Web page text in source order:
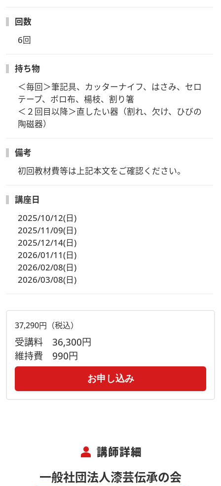
講座内体験開催中
講師が準備した「欠けた器」を金繕いで仕上げます。
日本の伝統工芸の世界を体験してみませんか。
日程：定期講座開催日からご希望のお日にちをお選び下さい。
時間：15:00～16:30
参加費：8,295円（税込）
持ち物：筆記用具、エプロン、お持ち帰り用箱(10㎝四方程
度) ハサミ、つまようじ、白布(8cm角)5枚、セロテープ
---------------------------------------------------------
お電話で受付中です。下記のお電話番号よりお申込みくださ
い。
ヴォーグ学園心斎橋校
回数
6回
持ち物
＜毎回＞筆記具、カッターナイフ、はさみ、セロ
テープ、ボロ布、楊枝、割り箸
＜２回目以降＞直したい器（割れ、欠け、ひびの
陶磁器）
備考
初回教材費等は上記本文をご確認ください。
講座日
2025/10/12(日)
2025/11/09(日)
2025/12/14(日)
2026/01/11(日)
2026/02/08(日)
2026/03/08(日)
37,290円（税込）
受講料 36,300円
維持費 990円
お申し込み
person 講師詳細
一般社団法人漆芸伝承の会